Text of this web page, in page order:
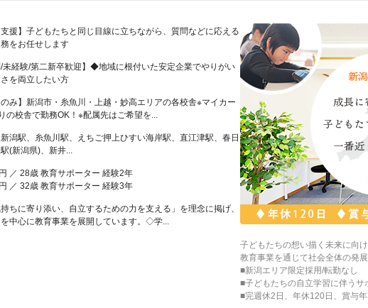
支援】子どもたちと同じ目線に立ちながら、質問などに応える
をお任せします
/未経験/第二新卒歓迎】◆地域に根付いた安定企業でやりがい
を両立したい方
のみ】新潟市・糸魚川・上越・妙高エリアの各校舎※マイカー
の校舎で勤務OK！※配属先はご希望を...
潟駅、糸魚川駅、えちご押上ひすい海岸駅、直江津駅、春日
(新潟県)、新井...
／ 28歳 教育サポーター 経験2年
／ 32歳 教育サポーター 経験3年
持ちに寄り添い、自立するための力を支える」を理念に掲げ、
中心に教育事業を展開しています。◇学...
子どもたちの想い描く未来に向
教育事業を通じて社会全体の発
■新潟エリア限定採用/転勤なし
■子どもたちの自立学習に伴うサ
■完週休2日、年休120日、賞与